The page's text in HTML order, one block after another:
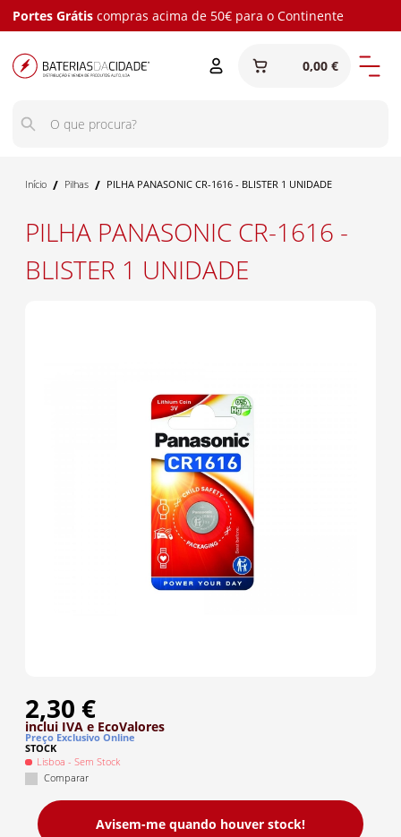
Portes Grátis compras acima de 50€ para o Continente
0,00 €
Início / Pilhas / PILHA PANASONIC CR-1616 - BLISTER 1 UNIDADE
PILHA PANASONIC CR-1616 -
BLISTER 1 UNIDADE
2,30 €
inclui IVA e EcoValores
Preço Exclusivo Online
STOCK
Lisboa - Sem Stock
Comparar
Avisem-me quando houver stock!